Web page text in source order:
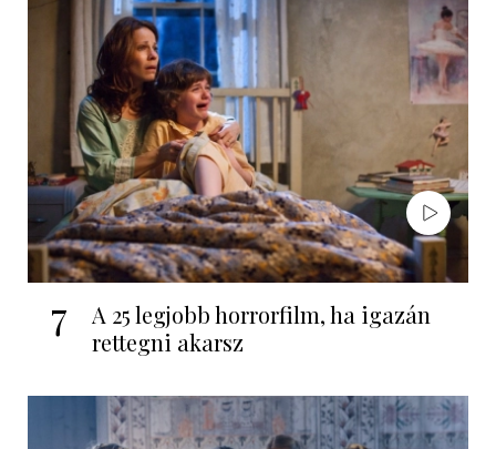
7
A 25 legjobb horrorfilm, ha igazán
rettegni akarsz